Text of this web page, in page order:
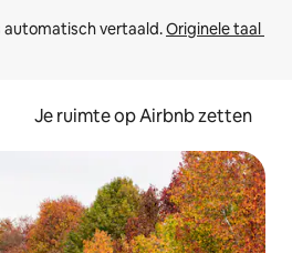
automatisch vertaald. Originele taal
Je ruimte op Airbnb zetten